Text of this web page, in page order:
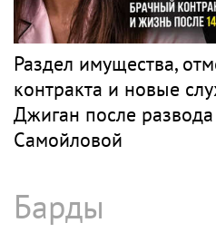
Раздел имущества,
контракта и новые
Джиган после
Самойловой
Барды